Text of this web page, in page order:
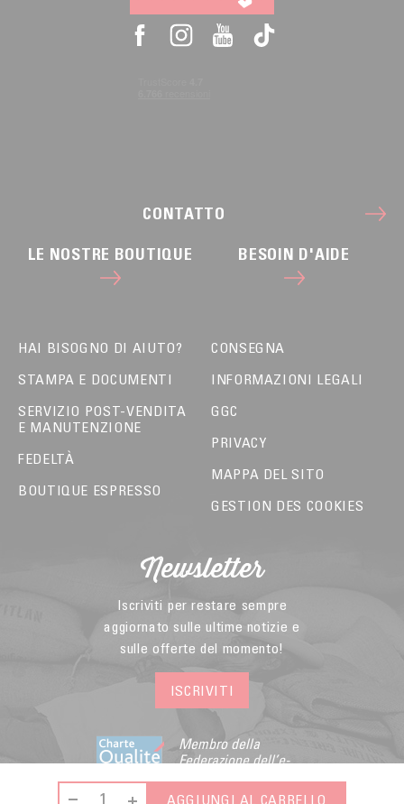
AGGIUNGI AL CARRELLO
CONTATTO
LE NOSTRE BOUTIQUE BESOIN D'AIDE
HAI BISOGNO DI AIUTO?
STAMPA E DOCUMENTI
SERVIZIO POST-VENDITA
E MANUTENZIONE
FEDELTÀ
BOUTIQUE ESPRESSO
CONSEGNA
INFORMAZIONI LEGALI
GGC
PRIVACY
MAPPA DEL SITO
GESTION DES COOKIES
Newsletter
Iscriviti per restare sempre
aggiornato sulle ultime notizie e
sulle offerte del momento!
ISCRIVITI
Membro della
Federazione dell’e-
vendita a distanza